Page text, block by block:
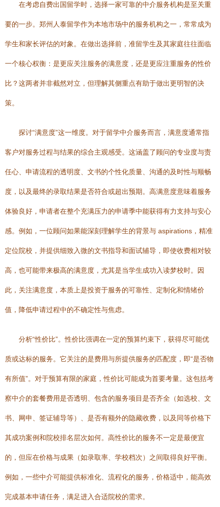
在考虑自费出国留学时，选择一家可靠的中介服务机构是至关重
要的一步。郑州人泰留学作为本地市场中的服务机构之一，常常成为
学生和家长评估的对象。在做出选择前，准留学生及其家庭往往面临
一个核心权衡：是更应关注服务的满意度，还是更应注重服务的性价
比？这两者并非截然对立，但理解其侧重点有助于做出更明智的决
策。
探讨“满意度”这一维度。对于留学中介服务而言，满意度通常指
客户对服务过程与结果的综合主观感受。这涵盖了顾问的专业度与责
任心、申请流程的透明度、文书的个性化质量、沟通的及时性与顺畅
度，以及最终的录取结果是否符合或超出预期。高满意度意味着服务
体验良好，申请者在整个充满压力的申请季中能获得有力支持与安心
感。例如，一位顾问如果能深刻理解学生的背景与 aspirations，精准
定位院校，并提供细致入微的文书指导和面试辅导，即使收费相对较
高，也可能带来极高的满意度，尤其是当学生成功入读梦校时。因
此，关注满意度，本质上是投资于服务的可靠性、定制化和情绪价
值，降低申请过程中的不确定性与焦虑。
分析“性价比”。性价比强调在一定的预算约束下，获得尽可能优
质或达标的服务。它关注的是费用与所提供服务的匹配度，即“是否物
有所值”。对于预算有限的家庭，性价比可能成为首要考量。这包括考
察中介的套餐费用是否透明、包含的服务项目是否齐全（如选校、文
书、网申、签证辅导等）、是否有额外的隐藏收费，以及同等价格下
其成功案例和院校排名层次如何。高性价比的服务不一定是最便宜
的，但应在价格与成果（如录取率、学校档次）之间取得良好平衡。
例如，一些中介可能提供标准化、流程化的服务，价格适中，能高效
完成基本申请任务，满足进入合适院校的需求。